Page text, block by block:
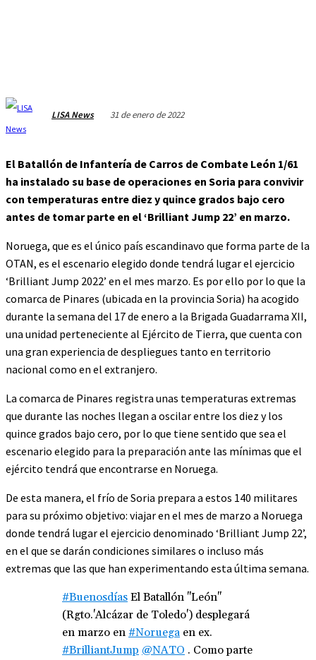
LISA News 31 de enero de 2022
El Batallón de Infantería de Carros de Combate León 1/61
ha instalado su base de operaciones en Soria para convivir
con temperaturas entre diez y quince grados bajo cero
antes de tomar parte en el ‘Brilliant Jump 22’ en marzo.
Noruega, que es el único país escandinavo que forma parte de la
OTAN, es el escenario elegido donde tendrá lugar el ejercicio
‘Brilliant Jump 2022’ en el mes marzo. Es por ello por lo que la
comarca de Pinares (ubicada en la provincia Soria) ha acogido
durante la semana del 17 de enero a la Brigada Guadarrama XII,
una unidad perteneciente al Ejército de Tierra, que cuenta con
una gran experiencia de despliegues tanto en territorio
nacional como en el extranjero.
La comarca de Pinares registra unas temperaturas extremas
que durante las noches llegan a oscilar entre los diez y los
quince grados bajo cero, por lo que tiene sentido que sea el
escenario elegido para la preparación ante las mínimas que el
ejército tendrá que encontrarse en Noruega.
De esta manera, el frío de Soria prepara a estos 140 militares
para su próximo objetivo: viajar en el mes de marzo a Noruega
donde tendrá lugar el ejercicio denominado ‘Brilliant Jump 22’,
en el que se darán condiciones similares o incluso más
extremas que las que han experimentando esta última semana.
#Buenosdías El Batallón "León"
(Rgto.'Alcázar de Toledo') desplegará
en marzo en #Noruega en ex.
#BrilliantJump @NATO . Como parte